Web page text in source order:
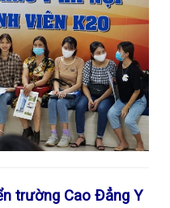
trường Cao Đẳng Y